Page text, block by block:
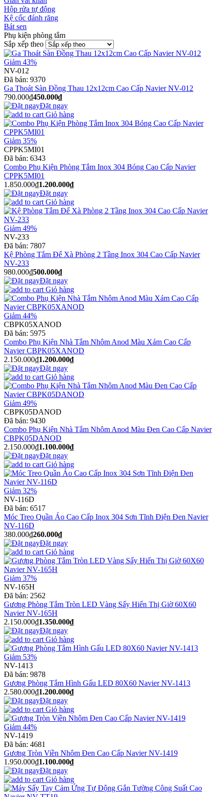
Hộp rửa tự động
Kệ cốc đánh răng
Bát sen
Phụ kiện phòng tắm
Sắp xếp theo
Giảm 43%
NV-012
Đã bán: 9370
Ga Thoát Sàn Đồng Thau 12x12cm Cao Cấp Navier NV-012
790.000₫450.000₫
Đặt ngay
Giỏ hàng
Giảm 35%
CPPK5MI01
Đã bán: 6343
Combo Phụ Kiện Phòng Tắm Inox 304 Bóng Cao Cấp Navier
CPPK5MI01
1.850.000₫1.200.000₫
Đặt ngay
Giỏ hàng
Giảm 49%
NV-233
Đã bán: 7807
Kệ Phòng Tắm Để Xà Phòng 2 Tầng Inox 304 Cao Cấp Navier
NV-233
980.000₫500.000₫
Đặt ngay
Giỏ hàng
Giảm 44%
CBPK05XANOD
Đã bán: 5975
Combo Phụ Kiện Nhà Tắm Nhôm Anod Màu Xám Cao Cấp
Navier CBPK05XANOD
2.150.000₫1.200.000₫
Đặt ngay
Giỏ hàng
Giảm 49%
CBPK05DANOD
Đã bán: 9430
Combo Phụ Kiện Nhà Tắm Nhôm Anod Màu Đen Cao Cấp Navier
CBPK05DANOD
2.150.000₫1.100.000₫
Đặt ngay
Giỏ hàng
Giảm 32%
NV-116D
Đã bán: 6517
Móc Treo Quần Áo Cao Cấp Inox 304 Sơn Tĩnh Điện Đen Navier
NV-116D
380.000₫260.000₫
Đặt ngay
Giỏ hàng
Giảm 37%
NV-165H
Đã bán: 2562
Gương Phòng Tắm Tròn LED Vàng Sấy Hiển Thị Giờ 60X60
Navier NV-165H
2.150.000₫1.350.000₫
Đặt ngay
Giỏ hàng
Giảm 53%
NV-1413
Đã bán: 9878
Gương Phòng Tắm Hình Gấu LED 80X60 Navier NV-1413
2.580.000₫1.200.000₫
Đặt ngay
Giỏ hàng
Giảm 44%
NV-1419
Đã bán: 4681
Gương Tròn Viền Nhôm Đen Cao Cấp Navier NV-1419
1.950.000₫1.100.000₫
Đặt ngay
Giỏ hàng